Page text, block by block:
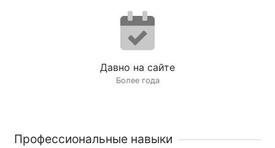
Давно на сайте
Более года
Профессиональные навыки